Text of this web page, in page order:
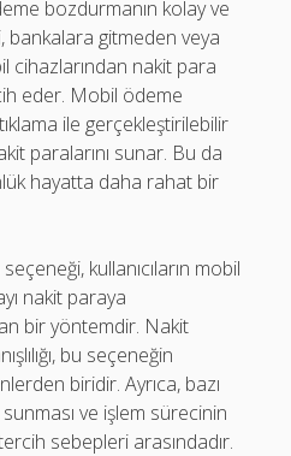
bozdurmanın kolay ve
bankalara gitmeden veya
cihazlarından nakit para
eder. Mobil ödeme
ile gerçekleştirilebilir
paralarını sunar. Bu da
hayatta daha rahat bir
kullanıcıların mobil
nakit paraya
bir yöntemdir. Nakit
bu seçeneğin
biridir. Ayrıca, bazı
ve işlem sürecinin
tercih sebepleri arasındadır.